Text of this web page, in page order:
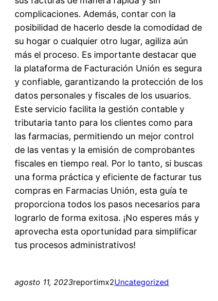
complicaciones. Además, contar con la
posibilidad de hacerlo desde la comodidad de
su hogar o cualquier otro lugar, agiliza aún
más el proceso. Es importante destacar que
la plataforma de Facturación Unión es segura
y confiable, garantizando la protección de los
datos personales y fiscales de los usuarios.
Este servicio facilita la gestión contable y
tributaria tanto para los clientes como para
las farmacias, permitiendo un mejor control
de las ventas y la emisión de comprobantes
fiscales en tiempo real. Por lo tanto, si buscas
una forma práctica y eficiente de facturar tus
compras en Farmacias Unión, esta guía te
proporciona todos los pasos necesarios para
lograrlo de forma exitosa. ¡No esperes más y
aprovecha esta oportunidad para simplificar
tus procesos administrativos!
agosto 11, 2023reportimx2Uncategorized